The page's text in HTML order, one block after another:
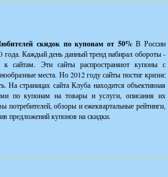
скидок по купонам от 50%В России
Каждый день данный тренд набирал обороты -
к сайтам. Эти сайты распространяют купоны с
места. Но 2012 году сайты постиг кризис
На страницах сайта Клуба находится объективная
по купонам на товары и услуги, описания их
потребителей, обзоры и ежеквартальные рейтинги,
предложений купонов на скидки.